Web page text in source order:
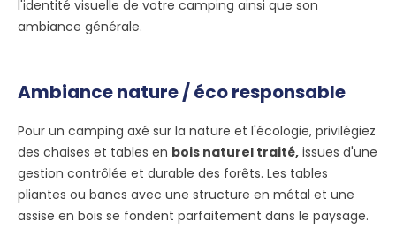
l'identité visuelle de votre camping ainsi que son
ambiance générale.
Ambiance nature / éco responsable
Pour un camping axé sur la nature et l'écologie, privilégiez
des chaises et tables en bois naturel traité, issues d'une
gestion contrôlée et durable des forêts. Les tables
pliantes ou bancs avec une structure en métal et une
assise en bois se fondent parfaitement dans le paysage.